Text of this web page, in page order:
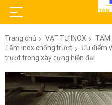
Trang chủ VẬT TƯ INOX
TẤM
Tấm inox chống trượt
Ưu điểm
trượt trong xây dựng hiện đại
Chuyển
đến
phần
đầu